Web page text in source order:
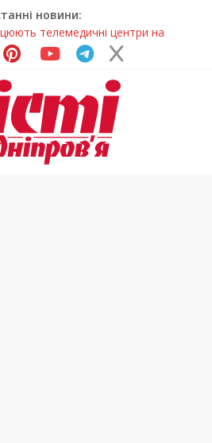
новини:
телемедичні центри на
підготовка до опалювального
досліджують місце
монастиря (Фото)
отримують шанс на власне